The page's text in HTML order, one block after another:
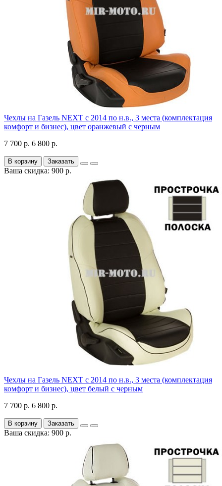
Чехлы на Газель NEXT с 2014 по н.в., 3 места (комплектация
комфорт и бизнес), цвет оранжевый с черным
7 700 р. 6 800 р.
В корзину Заказать
Ваша скидка: 900 р.
Чехлы на Газель NEXT с 2014 по н.в., 3 места (комплектация
комфорт и бизнес), цвет белый с черным
7 700 р. 6 800 р.
В корзину Заказать
Ваша скидка: 900 р.